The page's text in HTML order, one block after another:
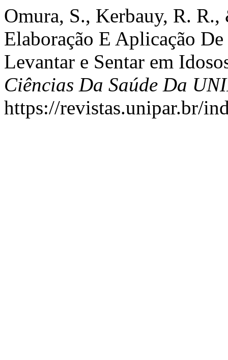
Omura, S., Kerbauy, R.
Elaboração E Aplicação
Levantar e Sentar em
Ciências Da Saúde Da
https://revistas.unipar.br/